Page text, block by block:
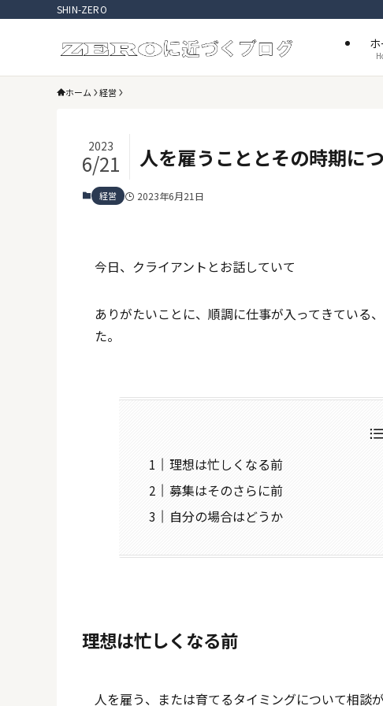
SHIN-ZERO
ホーム 経営
人を雇うこととその時期に
2023
6/21
経営 2023年6月21日
今日、クライアントとお話していて
ありがたいことに、順調に仕事が入ってきている
た。
理想は忙しくなる前
募集はそのさらに前
自分の場合はどうか
理想は忙しくなる前
人を雇う、または育てるタイミングについて相談